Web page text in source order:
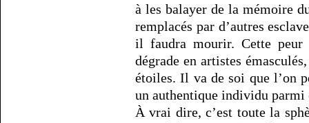
à les balayer de la mémoire
remplacés par d’autres
il faudra mourir. Cette
dégrade en artistes
étoiles. Il va de soi que l’on
un authentique individu parmi
À vrai dire, c’est toute la